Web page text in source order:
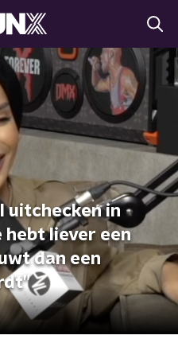
uitchecken in
hebt liever een
dan een